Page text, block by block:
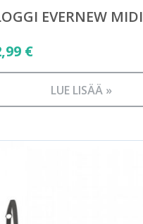
EVERNEW MIDI
€
LUE LISÄÄ »